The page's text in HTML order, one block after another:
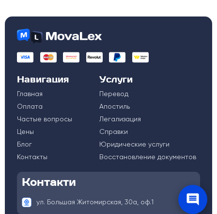
Навигация
Главная
Оплата
Частые вопросы
Цены
Блог
Контакты
Услуги
Перевод
Апостиль
Легализация
Справки
Юридические услуги
Восстановление документов
Контакти
ул. Большая Житомирская, 30а, оф.1